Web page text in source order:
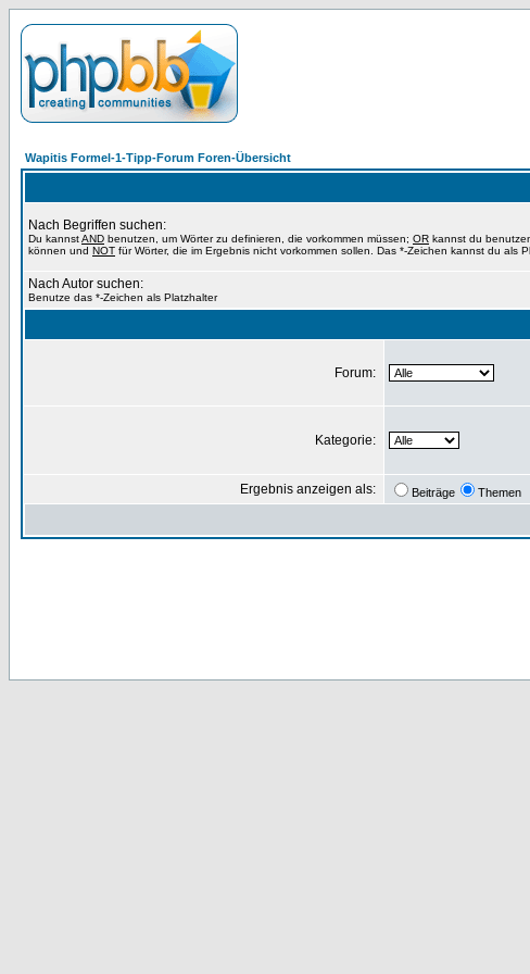
Wapitis Formel-1-Tipp-Forum Foren-Übersicht
Nach Begriffen suchen:
Du kannstAND benutzen, um Wörter zu definieren, die vorkommen müssen; OR kannst du
können und NOT für Wörter, die im Ergebnis nicht vorkommen sollen. Das *-Zeichen kannst du als
Nach Autor suchen:
Benutze das *-Zeichen als Platzhalter
Forum:
Kategorie:
Ergebnis anzeigen als: Beiträge Themen